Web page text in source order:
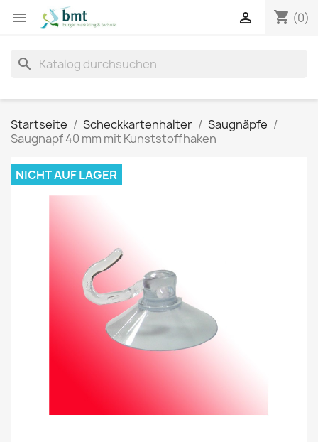
 shopping_cart (0)

search
Startseite Scheckkartenhalter
Saugnäpfe
Saugnapf 40 mm mit Kunststoffhaken
NICHT AUF LAGER